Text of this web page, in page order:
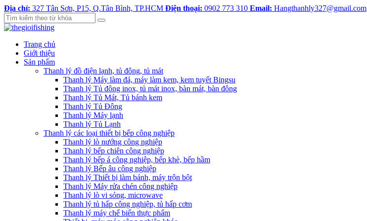
Địa chỉ: 327 Tân Sơn, P15, Q.Tân Bình, TP.HCM Điện thoại: 0902 773 310 Email: Hangthanhly327@gmail.com
Trang chủ
Giới thiệu
Sản phẩm
Thanh lý đồ điện lạnh, tủ đông, tủ mát
Thanh lý Máy làm đá, máy làm kem, kem tuyết Bingsu
Thanh lý Tủ đông inox, tủ mát inox, bàn mát, bàn đông
Thanh lý Tủ Mát, Tủ bánh kem
Thanh lý Tủ Đông
Thanh lý Máy lạnh
Thanh lý Tủ Lạnh
Thanh lý các loại thiết bị bếp công nghiệp
Thanh lý lò nướng công nghiệp
Thanh lý bếp chiên công nghiệp
Thanh lý bếp á công nghiệp, bếp khè, bếp hầm
Thanh lý Bếp âu công nghiệp
Thanh lý Thiết bị làm bánh, máy trộn bột
Thanh lý Máy rửa chén công nghiệp
Thanh lý lò vi sóng, microwave
Thanh lý tủ hấp công nghiệp, tủ hấp cơm
Thanh lý máy chế biến thực phẩm